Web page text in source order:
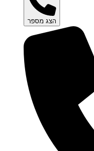
הצג מספר